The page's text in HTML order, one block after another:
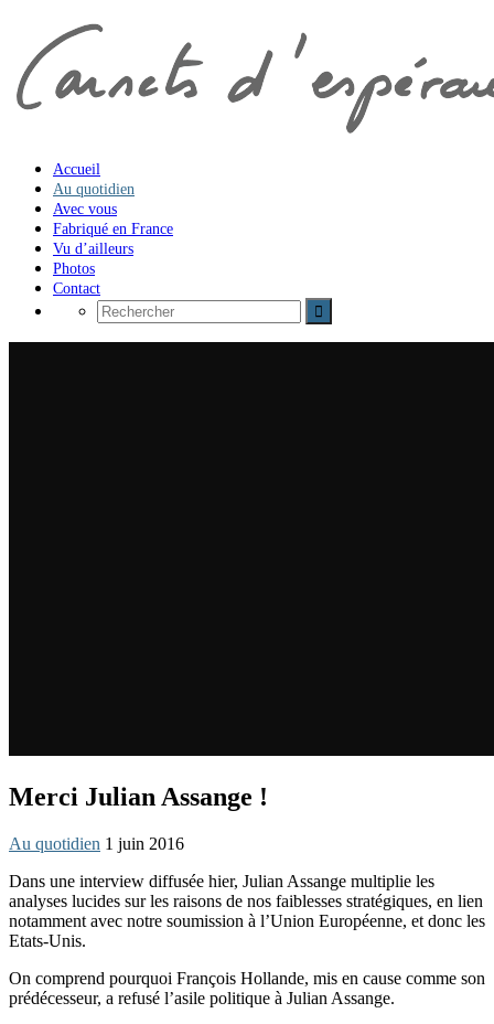
Accueil
Au quotidien
Avec vous
Fabriqué en France
Vu d’ailleurs
Photos
Contact
Merci Julian Assange !
Au quotidien 1 juin 2016
Dans une interview diffusée hier, Julian Assange multiplie les
analyses lucides sur les raisons de nos faiblesses stratégiques, en lien
notamment avec notre soumission à l’Union Européenne, et donc les
Etats-Unis.
On comprend pourquoi François Hollande, mis en cause comme son
prédécesseur, a refusé l’asile politique à Julian Assange.